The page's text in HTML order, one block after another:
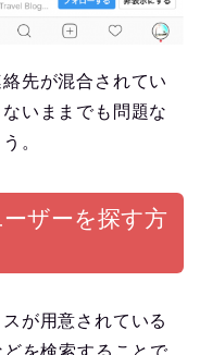
先が混合されてい
いままでも問題な
。
ザーを探す方
が用意されている
を検索することで